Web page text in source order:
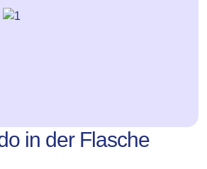
in der Flasche